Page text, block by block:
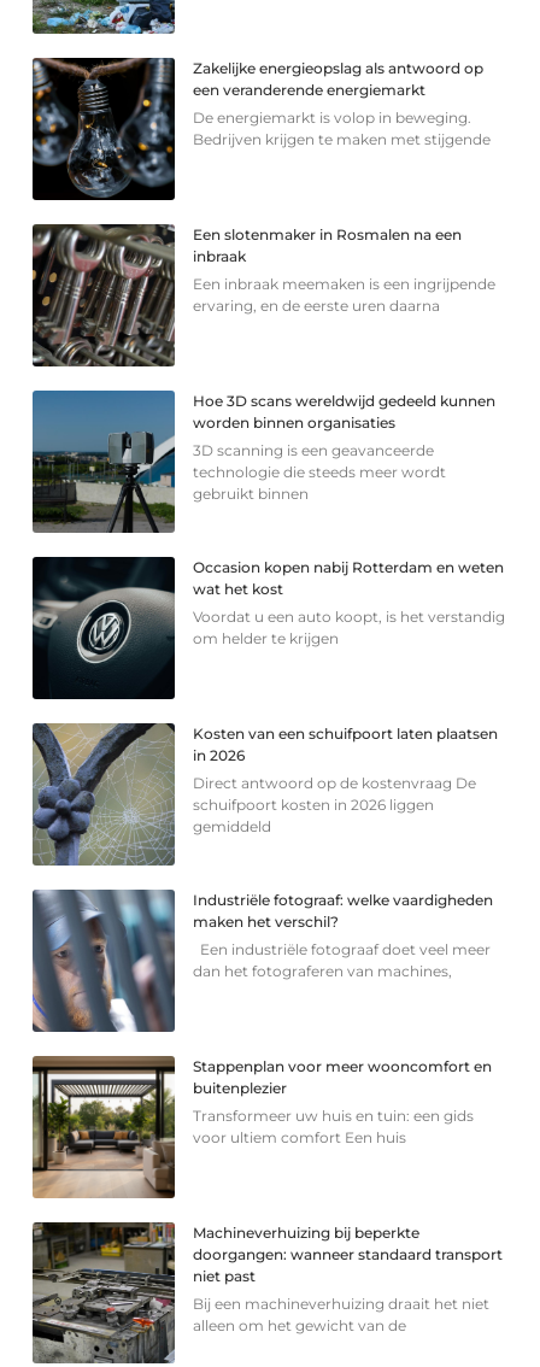
Zakelijke energieopslag als antwoord op
een veranderende energiemarkt
De energiemarkt is volop in beweging.
Bedrijven krijgen te maken met stijgende
Een slotenmaker in Rosmalen na een
inbraak
Een inbraak meemaken is een ingrijpende
ervaring, en de eerste uren daarna
Hoe 3D scans wereldwijd gedeeld kunnen
worden binnen organisaties
3D scanning is een geavanceerde
technologie die steeds meer wordt
gebruikt binnen
Occasion kopen nabij Rotterdam en weten
wat het kost
Voordat u een auto koopt, is het verstandig
om helder te krijgen
Kosten van een schuifpoort laten plaatsen
in 2026
Direct antwoord op de kostenvraag De
schuifpoort kosten in 2026 liggen
gemiddeld
Industriële fotograaf: welke vaardigheden
maken het verschil?
Een industriële fotograaf doet veel meer
dan het fotograferen van machines,
Stappenplan voor meer wooncomfort en
buitenplezier
Transformeer uw huis en tuin: een gids
voor ultiem comfort Een huis
Machineverhuizing bij beperkte
doorgangen: wanneer standaard transport
niet past
Bij een machineverhuizing draait het niet
alleen om het gewicht van de